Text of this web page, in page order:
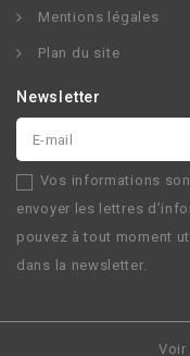
Mentions légales
Plan du site
Newsletter
Vos informations
envoyer les lettres
pouvez à tout moment
dans la newsletter.
Voir